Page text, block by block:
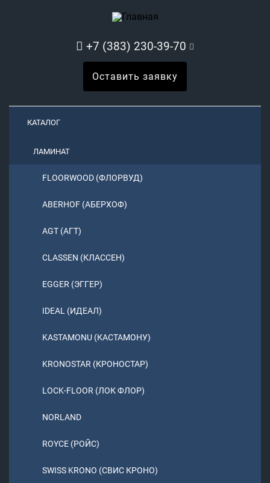
+7 (383) 230-39-70
Оставить заявку
КАТАЛОГ
ЛАМИНАТ
FLOORWOOD (ФЛОРВУД)
ABERHOF (АБЕРХОФ)
AGT (АГТ)
CLASSEN (КЛАССЕН)
EGGER (ЭГГЕР)
IDEAL (ИДЕАЛ)
KASTAMONU (КАСТАМОНУ)
KRONOSTAR (КРОНОСТАР)
LOCK-FLOOR (ЛОК ФЛОР)
NORLAND
ROYCE (РОЙС)
SWISS KRONO (СВИС КРОНО)